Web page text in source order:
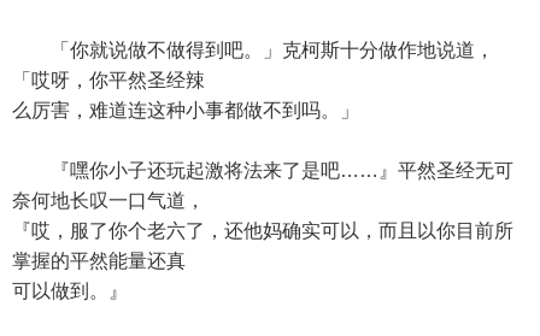
「你就说做不做得到吧。」克柯斯十分做作地说道，
「哎呀，你平然圣经辣
么厉害，难道连这种小事都做不到吗。」
『嘿你小子还玩起激将法来了是吧……』平然圣经无可
奈何地长叹一口气道，
『哎，服了你个老六了，还他妈确实可以，而且以你目前所
掌握的平然能量还真
可以做到。』